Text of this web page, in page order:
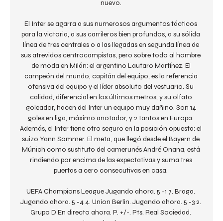
nuevo.
El Inter se agarra a sus numerosos argumentos tácticos
para la victoria, a sus carrileros bien profundos, a su sólida
línea de tres centrales o a las llegadas en segunda línea de
sus atrevidos centrocampistas, pero sobre todo al hombre
de moda en Milán: el argentino Lautaro Martínez. El
campeón del mundo, capitán del equipo, es la referencia
ofensiva del equipo y el líder absoluto del vestuario. Su
calidad, diferencial en los últimos metros, y su olfato
goleador, hacen del Inter un equipo muy dañino. Son 14
goles en liga, máximo anotador, y 2 tantos en Europa.
Además, el Inter tiene otro seguro en la posición opuesta: el
suizo Yann Sommer. El meta, que llegó desde el Bayern de
Múnich como sustituto del camerunés André Onana, está
rindiendo por encima de las expectativas y suma tres
puertas a cero consecutivas en casa.
UEFA Champions League Jugando ahora. 5 -1 7. Braga.
Jugando ahora. 5 -4 4. Union Berlin. Jugando ahora. 5 -3 2.
Grupo D En directo ahora. P. +/-. Pts. Real Sociedad.